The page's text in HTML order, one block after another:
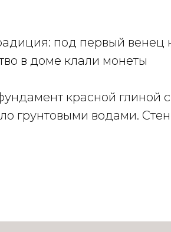
под первый венец
в доме клали монеты
красной глиной с
грунтовыми водами.